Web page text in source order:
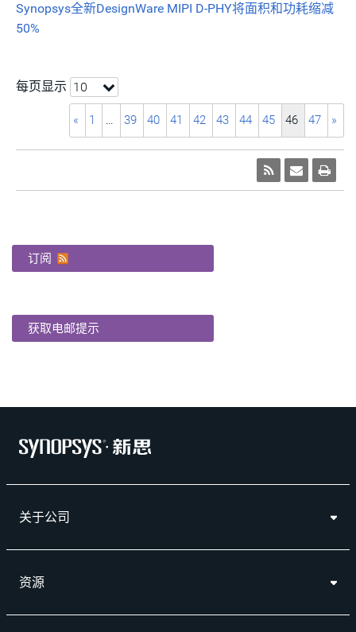
Synopsys全新DesignWare MIPI D-PHY将面积和功耗缩减
50%
每页显示 10
« 1 … 39 40 41 42 43 44 45 46 47 »
订阅
获取电邮提示
关于公司
资源